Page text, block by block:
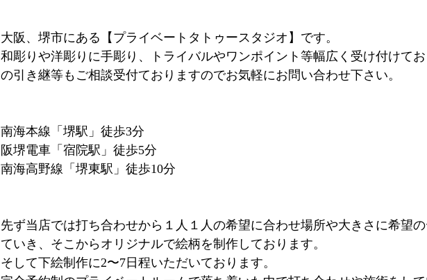
大阪、堺市にある【プライベートタトゥースタジオ】です。
和彫りや洋彫りに手彫り、トライバルやワンポイント等幅広く受け付けて
の引き継等もご相談受付ておりますのでお気軽にお問い合わせ下さい。
南海本線「堺駅」徒歩3分
阪堺電車「宿院駅」徒歩5分
南海高野線「堺東駅」徒歩10分
先ず当店では打ち合わせから１人１人の希望に合わせ場所や大きさに希望
ていき、そこからオリジナルで絵柄を制作しております。
そして下絵制作に2〜7日程いただいております。